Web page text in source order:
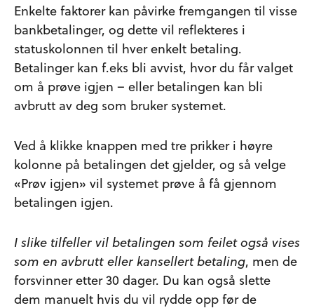
Enkelte faktorer kan påvirke fremgangen til visse
bankbetalinger, og dette vil reflekteres i
statuskolonnen til hver enkelt betaling.
Betalinger kan f.eks bli avvist, hvor du får valget
om å prøve igjen – eller betalingen kan bli
avbrutt av deg som bruker systemet.
Ved å klikke knappen med tre prikker i høyre
kolonne på betalingen det gjelder, og så velge
«Prøv igjen» vil systemet prøve å få gjennom
betalingen igjen.
I slike tilfeller vil betalingen som feilet også vises
som en avbrutt eller kansellert betaling, men de
forsvinner etter 30 dager. Du kan også slette
dem manuelt hvis du vil rydde opp før de